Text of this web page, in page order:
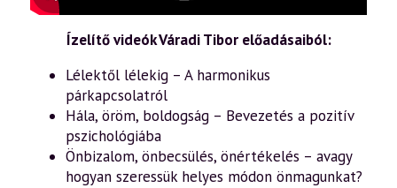
Ízelítő videók Váradi Tibor előadásaiból:
Lélektől lélekig – A harmonikus
párkapcsolatról
Hála, öröm, boldogság – Bevezetés a pozitív
pszichológiába
Önbizalom, önbecsülés, önértékelés – avagy
hogyan szeressük helyes módon önmagunkat?